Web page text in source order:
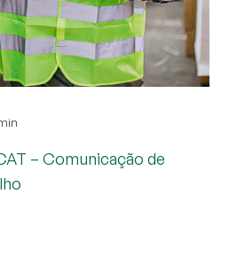
– Comunicação de